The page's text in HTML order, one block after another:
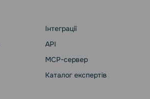
Інтеграції
API
MCP-сервер
Каталог експертів